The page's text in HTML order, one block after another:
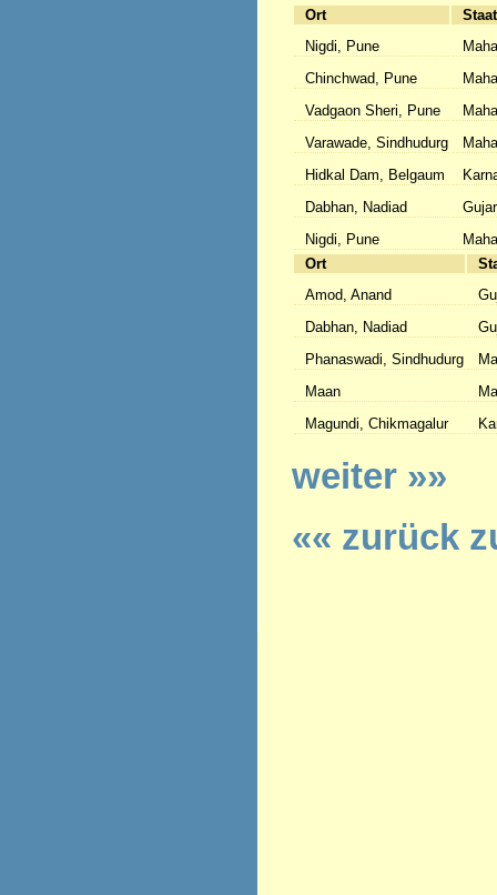
Ort Staat
Nigdi, Pune
Nigdi, Pune
Chinchwad, Pune
Vadgaon Sheri, Pune
Varawade, Sindhudurg
Hidkal Dam, Belgaum
Dabhan, Nadiad
Ort
Magundi, Chikmagalur
Amod, Anand
Dabhan, Nadiad
Phanaswadi, Sindhudurg
Maan
weiter »»
«« zurück